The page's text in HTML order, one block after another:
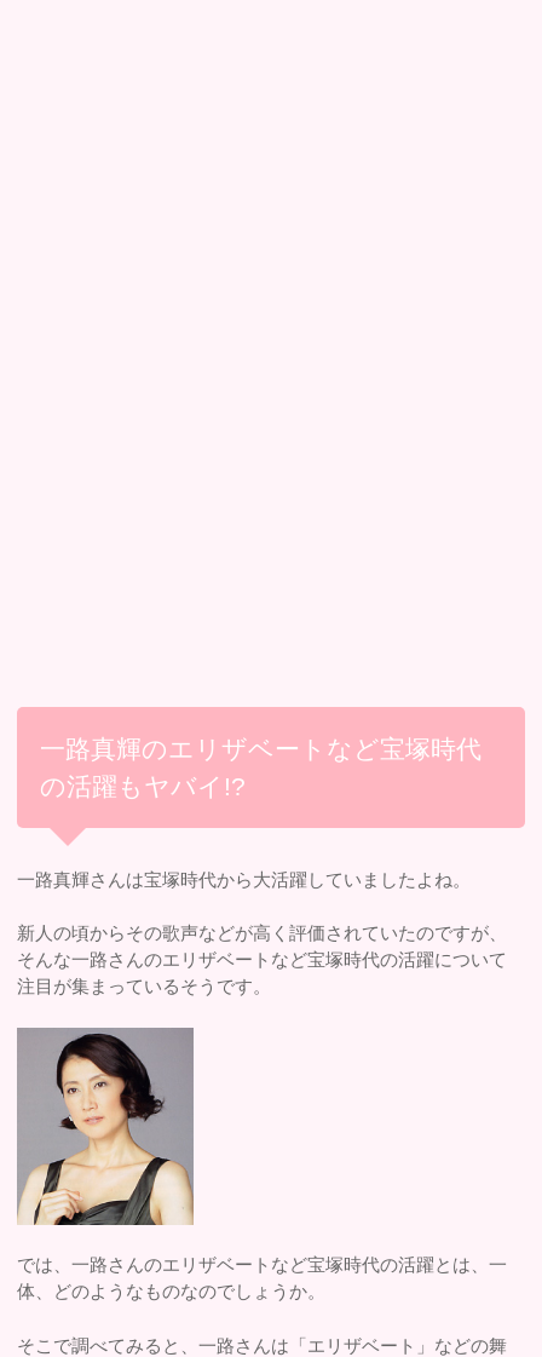
一路真輝のエリザベートなど宝塚時代
の活躍もヤバイ!?
一路真輝さんは宝塚時代から大活躍していましたよね。
新人の頃からその歌声などが高く評価されていたのですが、
そんな一路さんのエリザベートなど宝塚時代の活躍について
注目が集まっているそうです。
では、一路さんのエリザベートなど宝塚時代の活躍とは、一
体、どのようなものなのでしょうか。
そこで調べてみると、一路さんは「エリザベート」などの舞